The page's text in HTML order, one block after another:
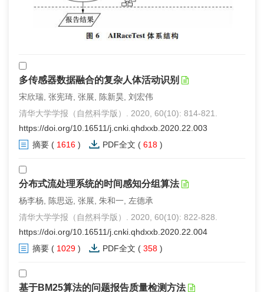
多传感器数据融合的复杂人体活动识别
宋欣瑞, 张宪琦, 张展, 陈新昊, 刘宏伟
清华大学学报（自然科学版）. 2020, 60(10): 814-821.
https://doi.org/10.16511/j.cnki.qhdxxb.2020.22.003
摘要 ( 1616 ) PDF全文 ( 618 )
分布式流处理系统的时间感知分组算法
杨李杨, 陈思远, 张展, 朱和一, 左德承
清华大学学报（自然科学版）. 2020, 60(10): 822-828.
https://doi.org/10.16511/j.cnki.qhdxxb.2020.22.004
摘要 ( 1029 ) PDF全文 ( 358 )
基于BM25算法的问题报告质量检测方法